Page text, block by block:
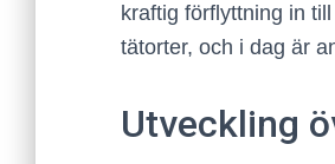
kraftig förflyttning in
tätorter, och i dag är
Utveckling